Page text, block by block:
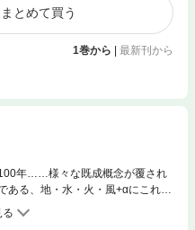
とめて買う
1巻から 最新刊から
年……様々な既成概念が覆され
ある、地・水・火・風+αにこれま
が成立、次世代チルドレンとして
生まれ始めてきた――。この作品